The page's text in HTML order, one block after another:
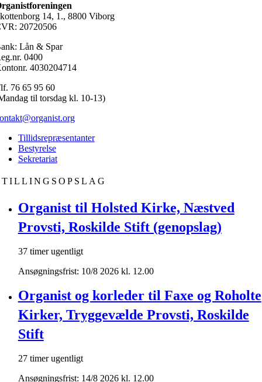
14, 1., 8800 Viborg
20720506
Lån & Spar
0400
4030204714
76 65 95 60
til torsdag kl. 10-13)
Tillidsrepræsentanter
Bestyrelse
Sekretariat
Organist til Holsted Kirke, Næstved
Provsti, Roskilde Stift (genopslag)
37 timer ugentligt
Ansøgningsfrist: 10/8 2026 kl. 12.00
Organist og korleder til Faxe og Roholte
Kirker, Tryggevælde Provsti, Roskilde
Stift
27 timer ugentligt
Ansøgningsfrist: 14/8 2026 kl. 12.00